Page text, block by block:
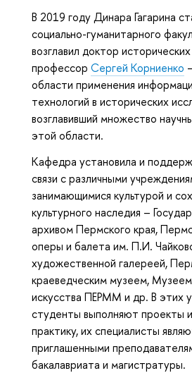
В 2019 году Динара Гагарина
социально-гуманитарного
возглавил доктор
профессор Сергей Корниенко
области применения
технологий в исторических
возглавивший множество
этой области.
Кафедра установила и
связи с различными
занимающимися культурой и
культурного наследия –
архивом Пермского края,
оперы и балета им. П.И.
художественной галереей,
краеведческим музеем,
искусства ПЕРММ и др. В этих
студенты выполняют проекты
практику, их специалисты
приглашенными
бакалавриата и магистратуры.